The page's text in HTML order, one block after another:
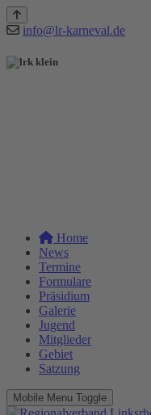
info@lr-karneval.de
Home
News
Termine
Formulare
Präsidium
Galerie
Jugend
Mitglieder
Gebiet
Satzung
Mobile Menu Toggle